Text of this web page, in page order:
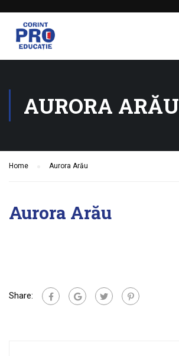
AURORA ARĂU
Home Aurora Arău
Aurora Arău
Share: